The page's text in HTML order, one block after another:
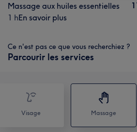
Massage aux huiles essentielles
1 hEn savoir plus
Ce n'est pas ce que vous recherchiez ?
Parcourir les services
Visage Massage